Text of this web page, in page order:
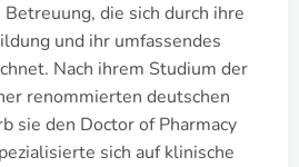
die sich durch ihre
und ihr umfassendes
Nach ihrem Studium der
renommierten deutschen
sie den Doctor of Pharmacy
sich auf klinische